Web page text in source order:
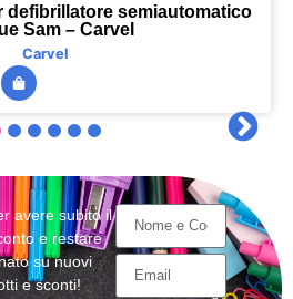
defibrillatore semiautomatico
Sam – Carvel
Carvel
avere subito il
e restare
su nuovi
e sconti!